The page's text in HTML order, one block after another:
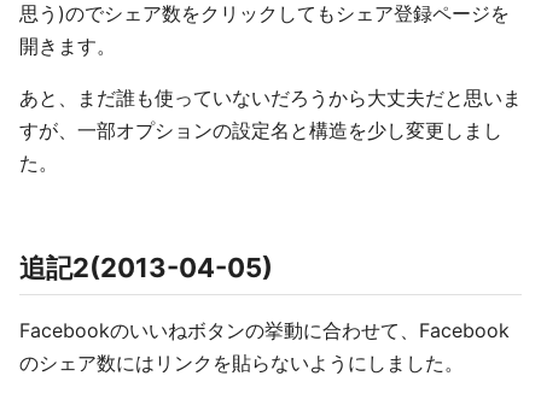
思う)のでシェア数をクリックしてもシェア登録ページを
開きます。
あと、まだ誰も使っていないだろうから大丈夫だと思いま
すが、一部オプションの設定名と構造を少し変更しまし
た。
追記2(2013-04-05)
Facebookのいいねボタンの挙動に合わせて、Facebook
のシェア数にはリンクを貼らないようにしました。